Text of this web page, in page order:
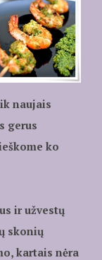
naujais
gerus
ko
ir užvestų
skonių
kartais nėra